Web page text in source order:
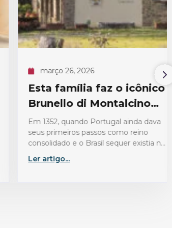
março 26, 2026
Esta família faz o icônico
Brunello di Montalcino
antes do Brasil existir
Em 1352, quando Portugal ainda dava
seus primeiros passos como reino
consolidado e o Brasil sequer existia no
imaginário europeu, uma família já
cultivava uvas nas colinas de
Ler artigo...